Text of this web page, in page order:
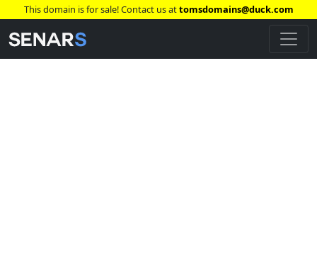
This domain is for sale! Contact us attomsdomains@duck.com